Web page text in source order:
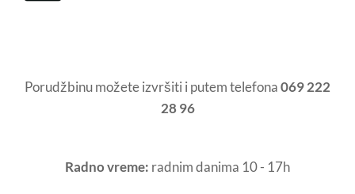
Porudžbinu možete izvršiti i putem telefona069 222
28 96
Radno vreme: radnim danima 10 - 17h